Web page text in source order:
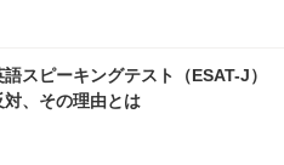
スピーキングテスト（ESAT-J）
、その理由とは